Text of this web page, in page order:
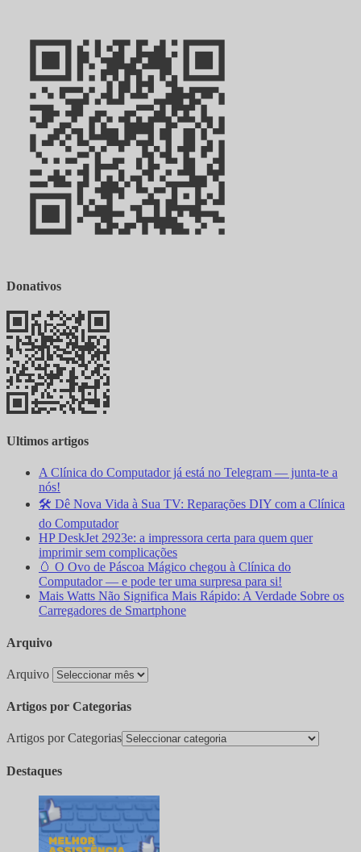
Donativos
Ultimos artigos
A Clínica do Computador já está no Telegram — junta-te a
nós!
🛠️ Dê Nova Vida à Sua TV: Reparações DIY com a Clínica
do Computador
HP DeskJet 2923e: a impressora certa para quem quer
imprimir sem complicações
🥚 O Ovo de Páscoa Mágico chegou à Clínica do
Computador — e pode ter uma surpresa para si!
Mais Watts Não Significa Mais Rápido: A Verdade Sobre os
Carregadores de Smartphone
Arquivo
Arquivo
Artigos por Categorias
Artigos por Categorias
Destaques